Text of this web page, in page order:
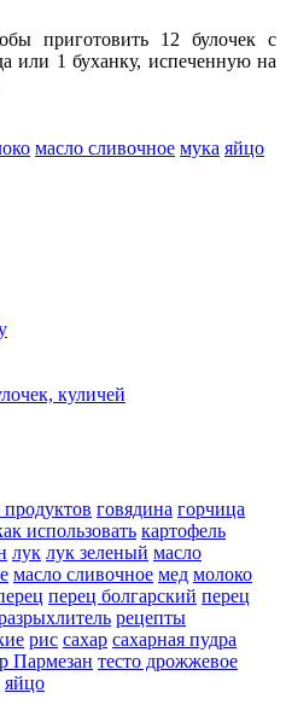
приготовить 12 булочек с
или 1 буханку, испеченную на
масло сливочное мука яйцо
куличей
говядина горчица
использовать картофель
лук лук зеленый масло
масло сливочное мед молоко
перец болгарский перец
рецепты
рис сахар сахарная пудра
Пармезан тесто дрожжевое
яйцо